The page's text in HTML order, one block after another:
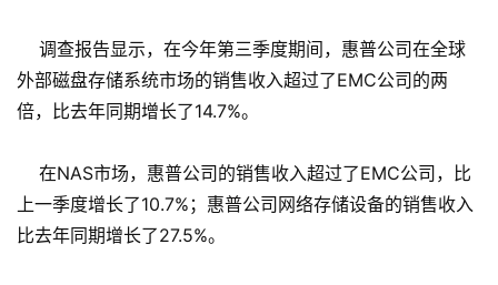
调查报告显示，在今年第三季度期间，惠普公司在全球
外部磁盘存储系统市场的销售收入超过了EMC公司的两
倍，比去年同期增长了14.7%。
在NAS市场，惠普公司的销售收入超过了EMC公司，比
上一季度增长了10.7%；惠普公司网络存储设备的销售收入
比去年同期增长了27.5%。